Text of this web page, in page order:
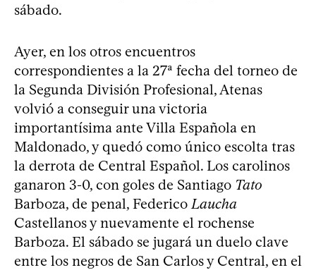
sábado.
Ayer, en los otros encuentros
correspondientes a la 27ª fecha del torneo de
la Segunda División Profesional, Atenas
volvió a conseguir una victoria
importantísima ante Villa Española en
Maldonado, y quedó como único escolta tras
la derrota de Central Español. Los carolinos
ganaron 3-0, con goles de Santiago Tato
Barboza, de penal, Federico Laucha
Castellanos y nuevamente el rochense
Barboza. El sábado se jugará un duelo clave
entre los negros de San Carlos y Central, en el